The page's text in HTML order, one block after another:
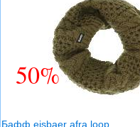
50%
Бафф eisbaer afra loop